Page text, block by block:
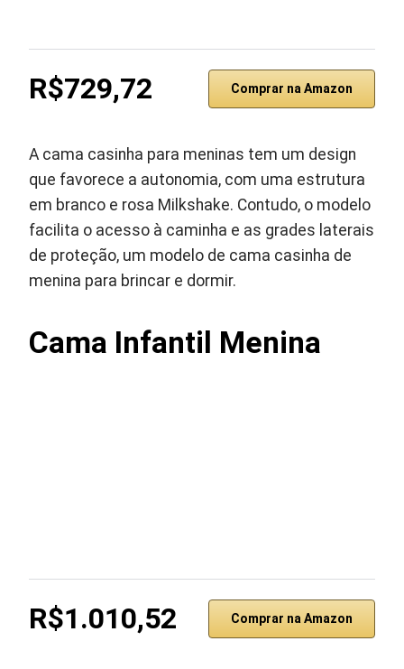
R$729,72 Comprar na Amazon
A cama casinha para meninas tem um design
que favorece a autonomia, com uma estrutura
em branco e rosa Milkshake. Contudo, o modelo
facilita o acesso à caminha e as grades laterais
de proteção, um modelo de cama casinha de
menina para brincar e dormir.
Cama Infantil Menina
R$1.010,52 Comprar na Amazon